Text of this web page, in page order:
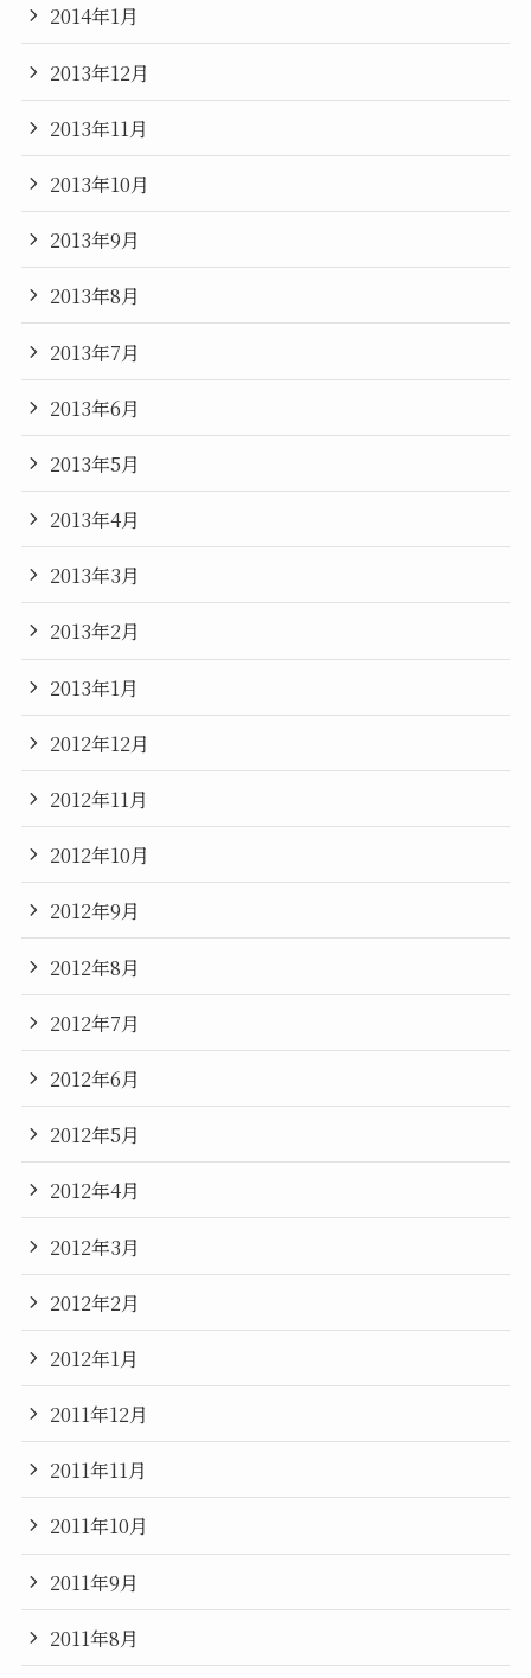
2014年1月
2013年12月
2013年11月
2013年10月
2013年9月
2013年8月
2013年7月
2013年6月
2013年5月
2013年4月
2013年3月
2013年2月
2013年1月
2012年12月
2012年11月
2012年10月
2012年9月
2012年8月
2012年7月
2012年6月
2012年5月
2012年4月
2012年3月
2012年2月
2012年1月
2011年12月
2011年11月
2011年10月
2011年9月
2011年8月